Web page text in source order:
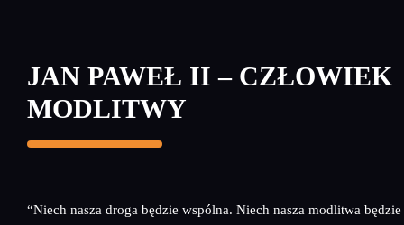
JAN PAWEŁ II – CZŁOWIEK
MODLITWY
“Niech nasza droga będzie wspólna. Niech nasza modlitwa